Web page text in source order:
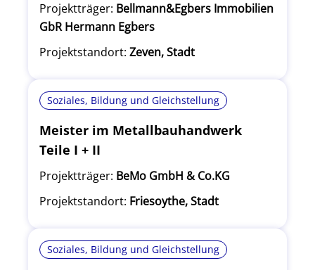
Projektträger: Bellmann&Egbers Immobilien
GbR Hermann Egbers
Projektstandort: Zeven, Stadt
Soziales, Bildung und Gleichstellung
Meister im Metallbauhandwerk
Teile I + II
Projektträger: BeMo GmbH & Co.KG
Projektstandort: Friesoythe, Stadt
Soziales, Bildung und Gleichstellung